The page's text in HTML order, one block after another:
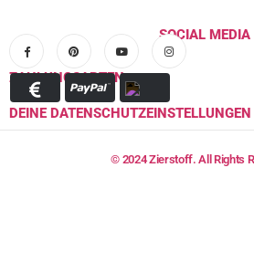
SOCIAL MEDIA
ZAHLUNGSARTEN
DEINE DATENSCHUTZEINSTELLUNGEN
© 2024 Zierstoff. All Rights